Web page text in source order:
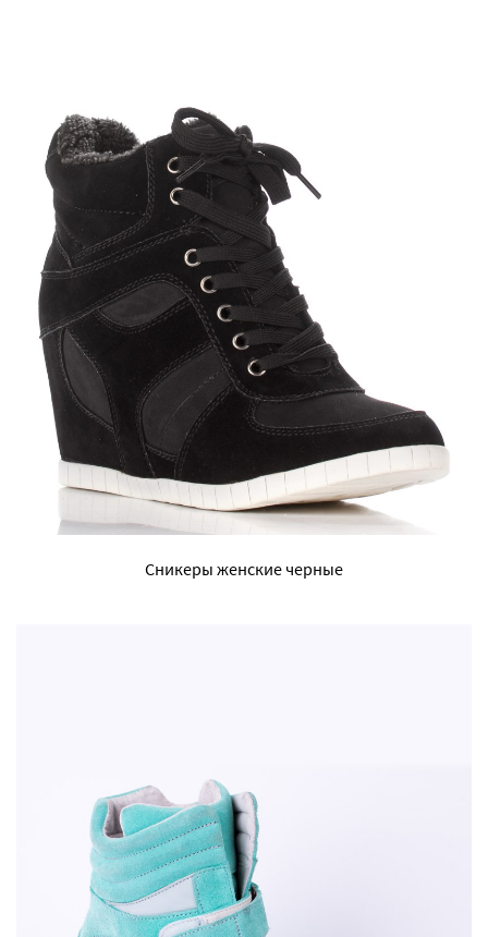
Сникеры женские черные